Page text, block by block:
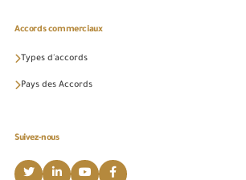
Accords commerciaux
Types d'accords
Pays des Accords
Suivez-nous